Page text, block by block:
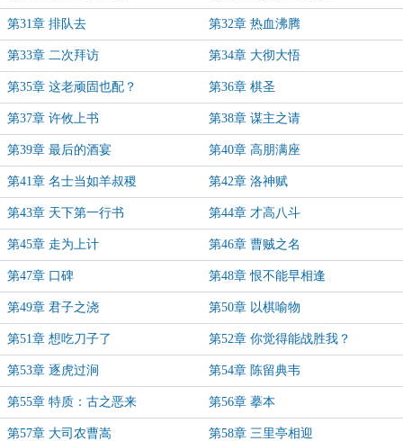
第31章 排队去 第32章 热血沸腾
第33章 二次拜访 第34章 大彻大悟
第35章 这老顽固也配？ 第36章 棋圣
第37章 许攸上书 第38章 谋主之请
第39章 最后的酒宴 第40章 高朋满座
第41章 名士当如羊叔稷 第42章 洛神赋
第43章 天下第一行书 第44章 才高八斗
第45章 走为上计 第46章 曹贼之名
第47章 口碑 第48章 恨不能早相逢
第49章 君子之浇 第50章 以棋喻物
第51章 想吃刀子了 第52章 你觉得能战胜我？
第53章 逐虎过涧 第54章 陈留典韦
第55章 特质：古之恶来 第56章 摹本
第57章 大司农曹嵩 第58章 三里亭相迎